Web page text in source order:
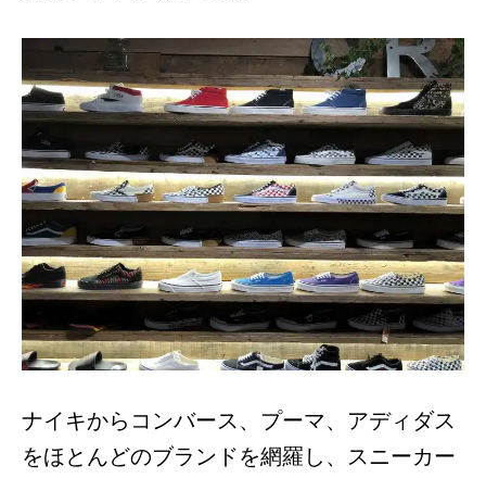
ナイキからコンバース、プーマ、アディダス
をほとんどのブランドを網羅し、スニーカー